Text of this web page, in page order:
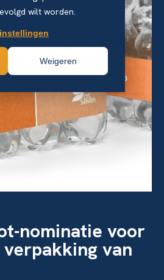
wilt worden.
Weigeren
nominatie voor
van